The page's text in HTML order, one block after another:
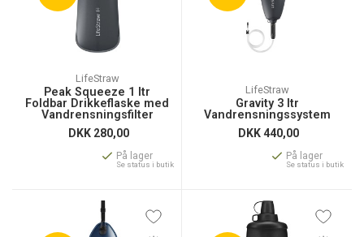
LifeStraw
Peak Squeeze 1 ltr
Foldbar Drikkeflaske med
Vandrensningsfilter
DKK 280,00
På lager
Se status i butik
LifeStraw
Gravity 3 ltr
Vandrensningssystem
DKK440,00
På lager
Se status i butik